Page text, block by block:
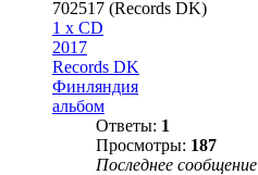
702517 (Records DK)
1 x CD
2017
Records DK
Финляндия
альбом
Ответы: 1
Просмотры: 187
Последнее сообщение